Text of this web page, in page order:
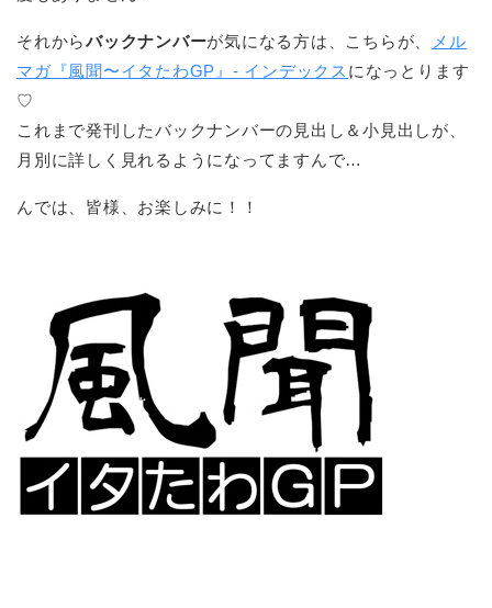
それからバックナンバーが気になる方は、こちらが、
メル
マガ『風聞〜イタたわGP』- インデックス になっとります
♡
これまで発刊したバックナンバーの見出し＆小見出しが、
月別に詳しく見れるようになってますんで…
んでは、皆様、お楽しみに！！